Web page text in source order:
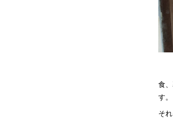
食
す。
そ